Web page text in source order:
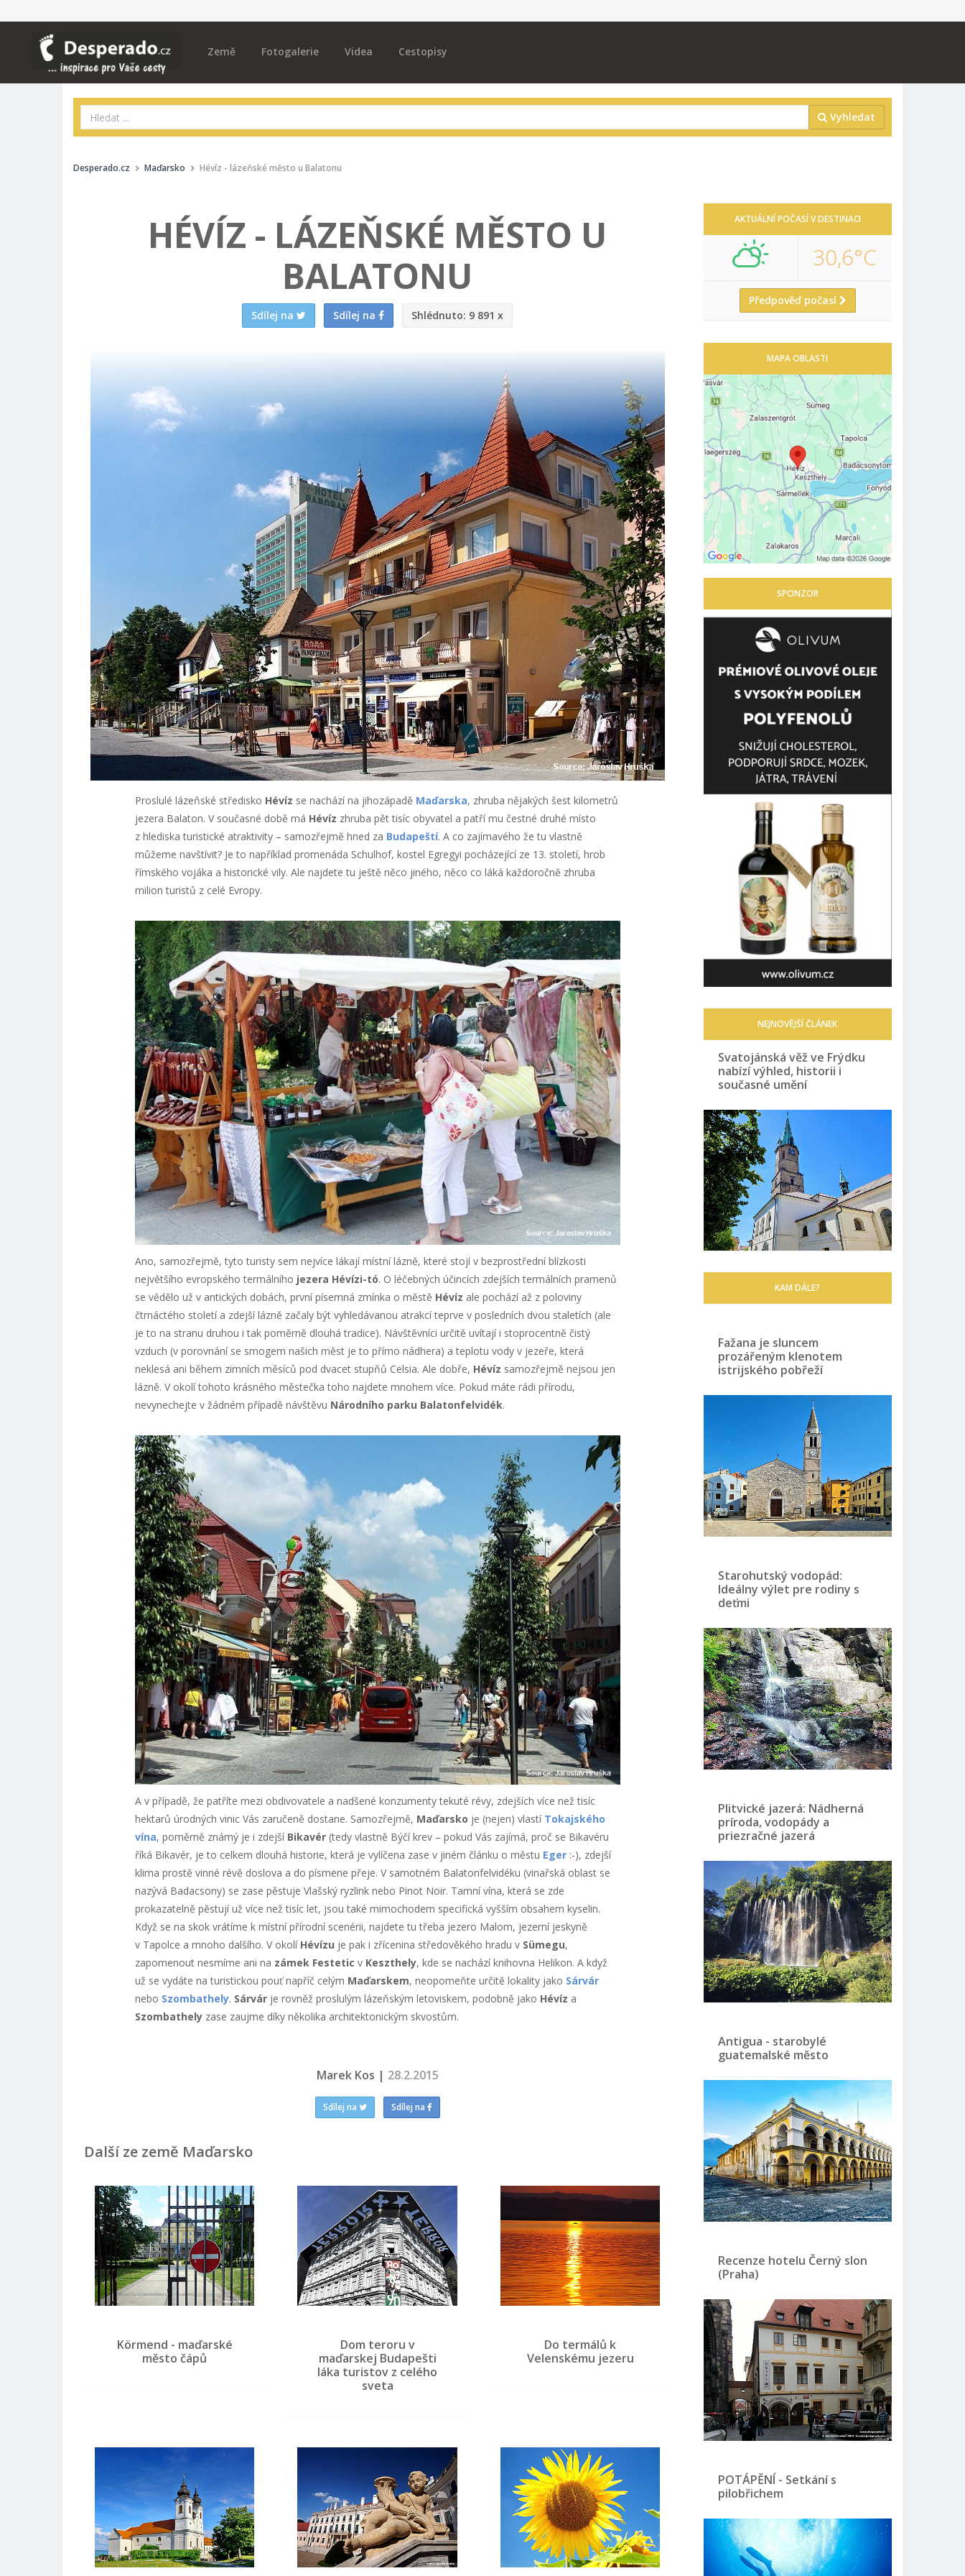
Země Fotogalerie Videa Cestopisy
Vyhledat
Desperado.cz Maďarsko Hévíz - lázeňské město u Balatonu
HÉVÍZ - LÁZEŇSKÉ MĚSTO U
BALATONU
Sdílej na Sdílej na Shlédnuto: 9 891 x
Proslulé lázeňské středisko Hévíz se nachází na jihozápadě Maďarska, zhruba nějakých šest kilometrů
jezera Balaton. V současné době má Hévíz zhruba pět tisíc obyvatel a patří mu čestné druhé místo
z hlediska turistické atraktivity – samozřejmě hned za Budapeští. A co zajímavého že tu vlastně
můžeme navštívit? Je to například promenáda Schulhof, kostel Egregyi pocházející ze 13. století, hrob
římského vojáka a historické vily. Ale najdete tu ještě něco jiného, něco co láká každoročně zhruba
milion turistů z celé Evropy.
Ano, samozřejmě, tyto turisty sem nejvíce lákají místní lázně, které stojí v bezprostřední blízkosti
největšího evropského termálního jezera Hévízi-tó. O léčebných účincích zdejších termálních pramenů
se vědělo už v antických dobách, první písemná zmínka o městě Hévíz ale pochází až z poloviny
čtrnáctého století a zdejší lázně začaly být vyhledávanou atrakcí teprve v posledních dvou staletích (ale
je to na stranu druhou i tak poměrně dlouhá tradice). Návštěvníci určitě uvítají i stoprocentně čistý
vzduch (v porovnání se smogem našich měst je to přímo nádhera) a teplotu vody v jezeře, která
neklesá ani během zimních měsíců pod dvacet stupňů Celsia. Ale dobře, Hévíz samozřejmě nejsou jen
lázně. V okolí tohoto krásného městečka toho najdete mnohem více. Pokud máte rádi přírodu,
nevynechejte v žádném případě návštěvu Národního parku Balatonfelvidék.
A v případě, že patříte mezi obdivovatele a nadšené konzumenty tekuté révy, zdejších více než tisíc
hektarů úrodných vinic Vás zaručeně dostane. Samozřejmě, Maďarsko je (nejen) vlastí Tokajského
vína, poměrně známý je i zdejší Bikavér(tedy vlastně Býčí krev – pokud Vás zajímá, proč se Bikavéru
říká Bikavér, je to celkem dlouhá historie, která je vylíčena zase v jiném článku o městu Eger:-), zdejší
klima prostě vinné révě doslova a do písmene přeje. V samotném Balatonfelvidéku (vinařská oblast se
nazývá Badacsony) se zase pěstuje Vlašský ryzlink nebo Pinot Noir. Tamní vína, která se zde
prokazatelně pěstují už více než tisíc let, jsou také mimochodem specifická vyšším obsahem kyselin.
Když se na skok vrátíme k místní přírodní scenérii, najdete tu třeba jezero Malom, jezerní jeskyně
v Tapolce a mnoho dalšího. V okolí Hévízu je pak i zřícenina středověkého hradu v Sümegu,
zapomenout nesmíme ani na zámek Festetic v Keszthely, kde se nachází knihovna Helikon. A když
už se vydáte na turistickou pouť napříč celým Maďarskem, neopomeňte určitě lokality jako Sárvár
nebo Szombathely. Sárvárje rovněž proslulým lázeňským letoviskem, podobně jako Hévíz a
Szombathelyzase zaujme díky několika architektonickým skvostům.
Marek Kos | 28.2.2015
Sdílej na Sdílej na
Další ze země Maďarsko
Körmend - maďarské
město čápů
Dom teroru v
maďarskej Budapešti
láka turistov z celého
sveta
Do termálů k
Velenskému jezeru
AKTUÁLNÍ POČASÍ V DESTINACI
30,6°C
Předpověď počasí
MAPA OBLASTI
SPONZOR
NEJNOVĚJŠÍ ČLÁNEK
Svatojánská věž ve Frýdku
nabízí výhled, historii i
současné umění
KAM DÁLE?
Fažana je sluncem
prozářeným klenotem
istrijského pobřeží
Starohutský vodopád:
Ideálny výlet pre rodiny s
deťmi
Plitvické jazerá: Nádherná
príroda, vodopády a
priezračné jazerá
Antigua - starobylé
guatemalské město
Recenze hotelu Černý slon
(Praha)
POTÁPĚNÍ - Setkání s
pilobřichem